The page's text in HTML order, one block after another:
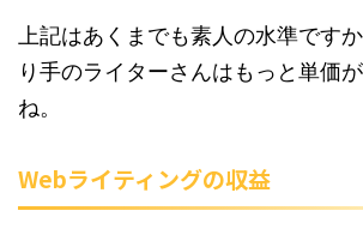
上記はあくまでも素人の水準です
り手のライターさんはもっと単価
ね。
Webライティングの収益